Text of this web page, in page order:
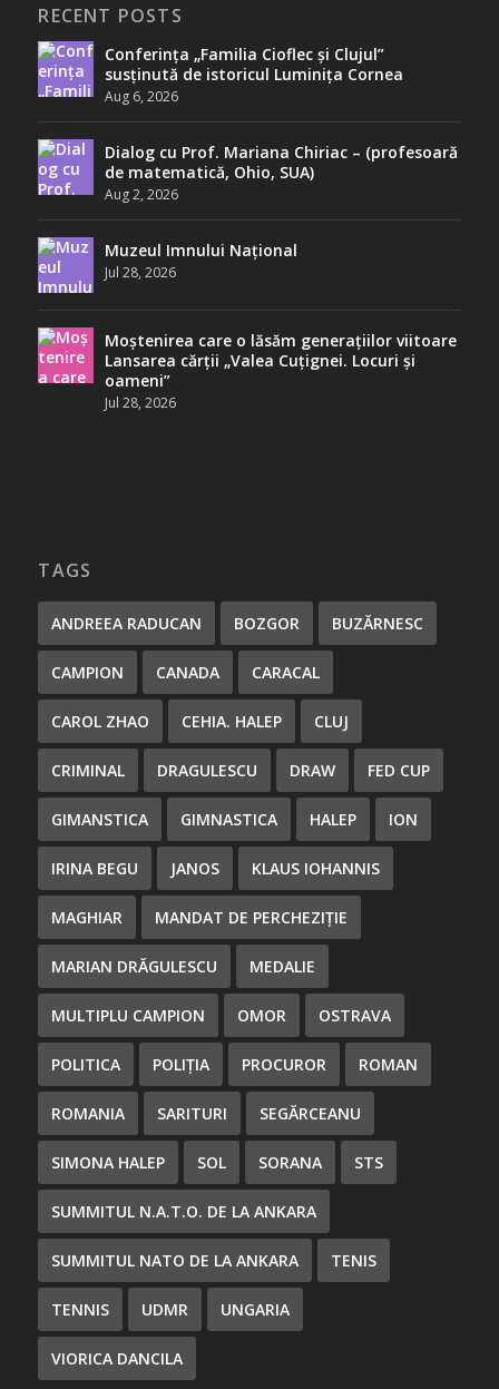
RECENT POSTS
Conferința „Familia Cioflec și Clujul”
susținută de istoricul Luminița Cornea
Aug 6, 2026
Dialog cu Prof. Mariana Chiriac – (profesoară
de matematică, Ohio, SUA)
Aug 2, 2026
Muzeul Imnului Național
Jul 28, 2026
Moștenirea care o lăsăm generațiilor viitoare
Lansarea cărții „Valea Cuțignei. Locuri și
oameni”
Jul 28, 2026
TAGS
ANDREEA RADUCAN BOZGOR BUZĂRNESC
CAMPION CANADA CARACAL
CAROL ZHAO CEHIA. HALEP CLUJ
CRIMINAL DRAGULESCU DRAW FED CUP
GIMANSTICA GIMNASTICA HALEP ION
IRINA BEGU JANOS KLAUS IOHANNIS
MAGHIAR MANDAT DE PERCHEZIȚIE
MARIAN DRĂGULESCU MEDALIE
MULTIPLU CAMPION OMOR OSTRAVA
POLITICA POLIȚIA PROCUROR ROMAN
ROMANIA SARITURI SEGĂRCEANU
SIMONA HALEP SOL SORANA STS
SUMMITUL N.A.T.O. DE LA ANKARA
SUMMITUL NATO DE LA ANKARA TENIS
TENNIS UDMR UNGARIA
VIORICA DANCILA